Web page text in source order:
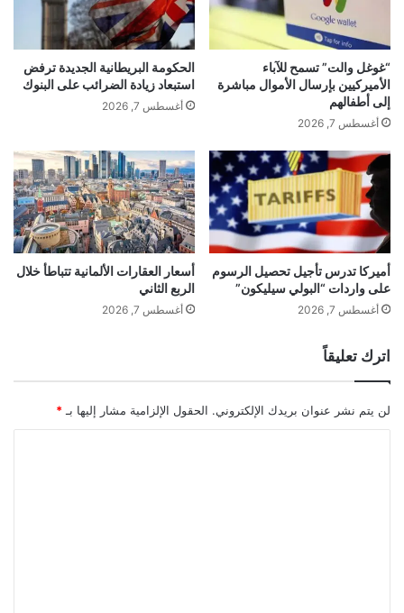
“غوغل والت” تسمح للآباء
الأميركيين بإرسال الأموال مباشرة
إلى أطفالهم
أغسطس 7, 2026
الحكومة البريطانية الجديدة ترفض
استبعاد زيادة الضرائب على البنوك
أغسطس 7, 2026
أميركا تدرس تأجيل تحصيل الرسوم
على واردات “البولي سيليكون”
أغسطس 7, 2026
أسعار العقارات الألمانية تتباطأ خلال
الربع الثاني
أغسطس 7, 2026
اترك تعليقاً
لن يتم نشر عنوان بريدك الإلكتروني. الحقول الإلزامية مشار إليها بـ *